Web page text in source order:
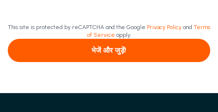
This site is protected by reCAPTCHA and the Google Privacy Policy and Terms
of Service apply.
भेजें और जुड़ें!